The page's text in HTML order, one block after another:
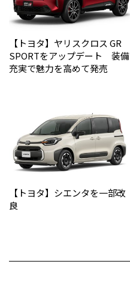
【トヨタ】ヤリスクロス GR
SPORTをアップデート 装備
充実で魅力を高めて発売
【トヨタ】シエンタを一部改
良